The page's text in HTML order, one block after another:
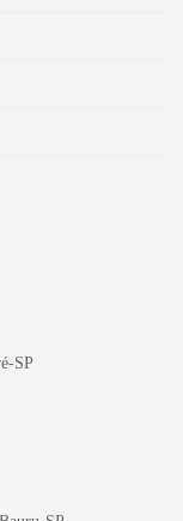
SP